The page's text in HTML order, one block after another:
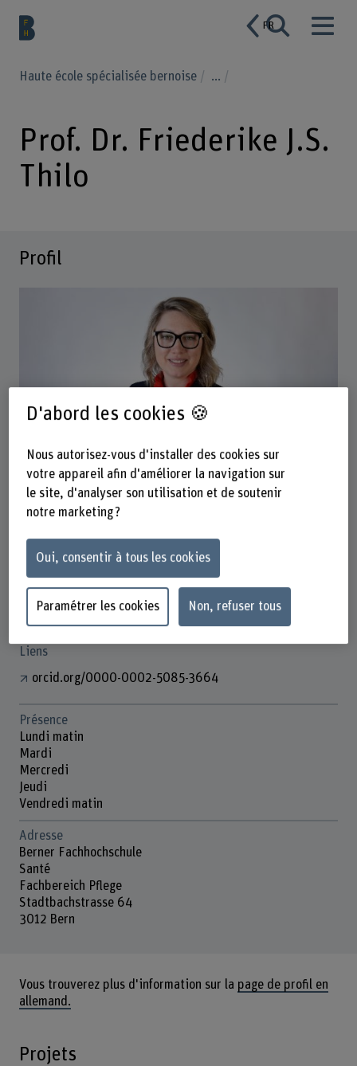
FR
Haute école spécialisée bernoise ...
Prof. Dr. Friederike J.S.
Thilo
Profil
Prof. Dr. Friederike J.S. Thilo
Leiterin IF Digitale Gesundheit
www.bfh.ch/fr/friederike-js-thilo
Liens
orcid.org/0000-0002-5085-3664
Présence
Lundi matin
Mardi
Mercredi
Jeudi
Vendredi matin
Adresse
Berner Fachhochschule
Santé
Fachbereich Pflege
Stadtbachstrasse 64
3012 Bern
Vous trouverez plus d'information sur la page de profil en
allemand.
Projets
D'abord les cookies 🍪
Nous autorisez-vous d'installer des cookies sur
votre appareil afin d'améliorer la navigation sur
le site, d'analyser son utilisation et de soutenir
notre marketing ?
Oui, consentir à tous les cookies
Paramétrer les cookies Non, refuser tous